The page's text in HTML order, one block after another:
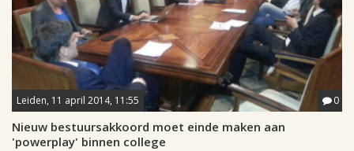
Leiden, 11 april 2014, 11:55 0
Nieuw bestuursakkoord moet einde maken aan
'powerplay' binnen college